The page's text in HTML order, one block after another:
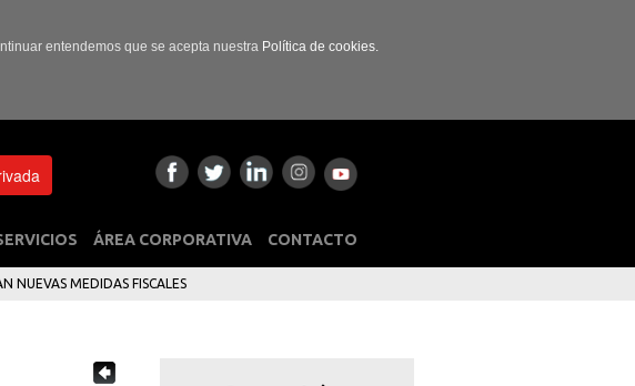
entendemos que se acepta nuestra Política de cookies.
ÁREA CORPORATIVA CONTACTO
NUEVAS MEDIDAS FISCALES